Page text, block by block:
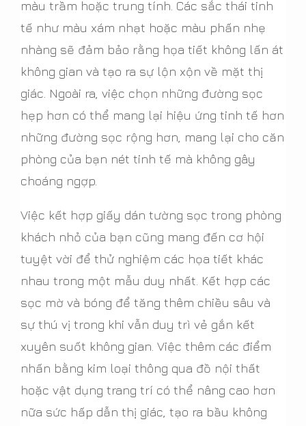
màu trầm hoặc trung tính. Các sắc thái tinh
tế như màu xám nhạt hoặc màu phấn nhẹ
nhàng sẽ đảm bảo rằng họa tiết không lấn át
không gian và tạo ra sự lộn xộn về mặt thị
giác. Ngoài ra, việc chọn những đường sọc
hẹp hơn có thể mang lại hiệu ứng tinh tế hơn
những đường sọc rộng hơn, mang lại cho căn
phòng của bạn nét tinh tế mà không gây
choáng ngợp.
Việc kết hợp giấy dán tường sọc trong phòng
khách nhỏ của bạn cũng mang đến cơ hội
tuyệt vời để thử nghiệm các họa tiết khác
nhau trong một mẫu duy nhất. Kết hợp các
sọc mờ và bóng để tăng thêm chiều sâu và
sự thú vị trong khi vẫn duy trì vẻ gắn kết
xuyên suốt không gian. Việc thêm các điểm
nhấn bằng kim loại thông qua đồ nội thất
hoặc vật dụng trang trí có thể nâng cao hơn
nữa sức hấp dẫn thị giác, tạo ra bầu không